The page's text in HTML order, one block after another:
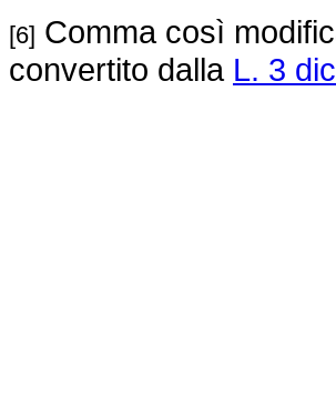
[6] Comma così
convertito dalla L. 3